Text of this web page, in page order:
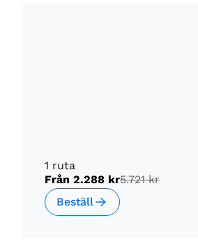
1 ruta
Från 2.288 kr5.721 kr
Beställ